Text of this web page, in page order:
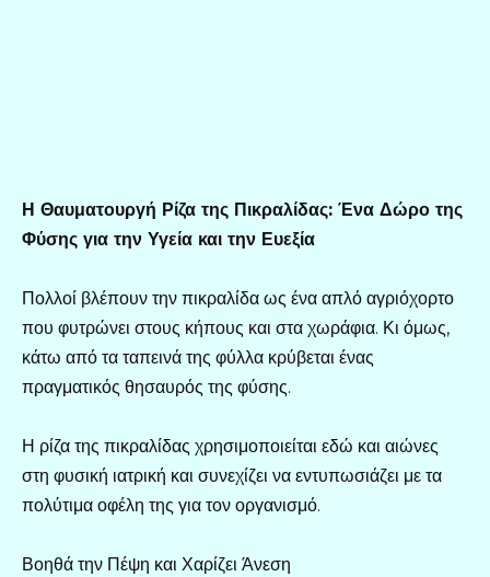
Η Θαυματουργή Ρίζα της Πικραλίδας: Ένα Δώρο της
Φύσης για την Υγεία και την Ευεξία
Πολλοί βλέπουν την πικραλίδα ως ένα απλό αγριόχορτο
που φυτρώνει στους κήπους και στα χωράφια. Κι όμως,
κάτω από τα ταπεινά της φύλλα κρύβεται ένας
πραγματικός θησαυρός της φύσης.
Η ρίζα της πικραλίδας χρησιμοποιείται εδώ και αιώνες
στη φυσική ιατρική και συνεχίζει να εντυπωσιάζει με τα
πολύτιμα οφέλη της για τον οργανισμό.
Βοηθά την Πέψη και Χαρίζει Άνεση